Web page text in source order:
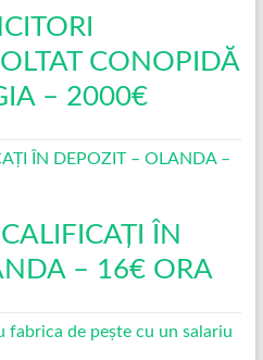
CONOPIDĂ
– 2000€
ÎN
– 16€ ORA